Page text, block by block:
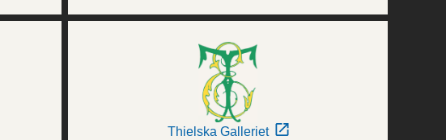
Thielska Galleriet